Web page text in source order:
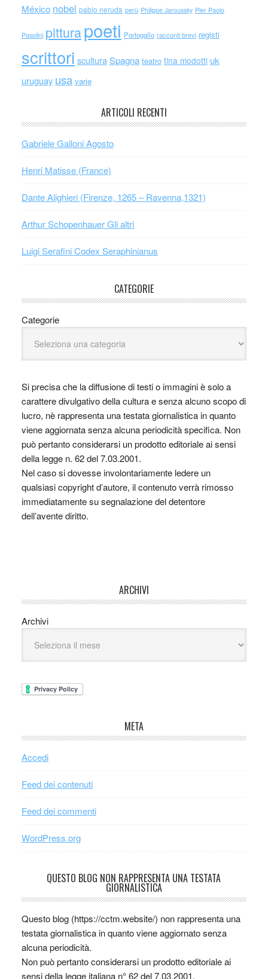
México nobel pablo neruda perù Philippe Jaroussky Pier Paolo
Pasolini pitturapoeti Portogallo racconti brevi registi
scrittori scultura Spagna teatro tina modotti uk
uruguay usa varie
ARTICOLI RECENTI
Gabriele Galloni Agosto
Henri Matisse (France)
Dante Alighieri (Firenze, 1265 – Ravenna,1321)
Arthur Schopenhauer Gli altri
Luigi Serafini Codex Seraphinianus
CATEGORIE
Categorie
Si precisa che la diffusione di testi o immagini è solo a
carattere divulgativo della cultura e senza alcuno scopo di
lucro, nè rappresenta una testata giornalistica in quanto
viene aggiornata senza alcuna periodicità specifica. Non
può pertanto considerarsi un prodotto editoriale ai sensi
della legge n. 62 del 7.03.2001.
Nel caso si dovesse involontariamente ledere un
qualsiasi copyright d’autore, il contenuto verrà rimosso
immediatamente su segnalazione del detentore
dell’avente diritto.
ARCHIVI
Archivi
META
Accedi
Feed dei contenuti
Feed dei commenti
WordPress.org
QUESTO BLOG NON RAPPRESENTA UNA TESTATA
GIORNALISTICA
Questo blog (https://cctm.website/) non rappresenta una
testata giornalistica in quanto viene aggiornato senza
alcuna periodicità.
Non può pertanto considerarsi un prodotto editoriale ai
sensi della legge italiana n° 62 del 7.03.2001.